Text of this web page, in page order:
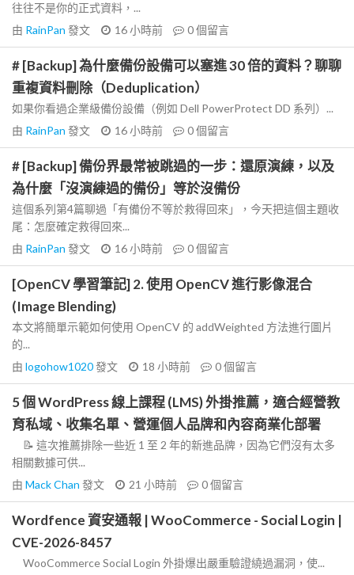
往往不是你的正式資料，...
由 RainPan 發文 16 小時前 0個留言
# [Backup] 為什麼備份設備可以塞進 30 倍的資料？聊聊
重複資料刪除（Deduplication）
如果你看過企業級備份設備（例如 Dell PowerProtect DD 系列）...
由 RainPan 發文 16 小時前 0個留言
# [Backup] 備份界最常被跳過的一步：還原演練，以及
為什麼「沒演練過的備份」等於沒備份
這個系列第4篇聊過「有備份不等於救得回來」，今天把這個主題收
尾：怎麼確定救得回來...
由 RainPan 發文 16 小時前 0個留言
[OpenCV 學習筆記] 2. 使用 OpenCV 進行影像混合
(Image Blending)
本文將簡單示範如何使用 OpenCV 的 addWeighted 方法進行圖片
的...
由 logohow1020發文 18 小時前 0個留言
5 個 WordPress 線上課程 (LMS) 外掛推薦，適合經營教
育私域、收集名單、營運個人品牌和內容商業化部署
📝 這次推薦排除一些近 1 至 2 年的新進品牌，因為它們沒有太多
相關數據可供...
由 Mack Chan 發文 21 小時前 0個留言
Wordfence 資安通報 | WooCommerce - Social Login |
CVE-2026-8457
WooCommerce Social Login 外掛爆出嚴重驗證繞過漏洞，使...